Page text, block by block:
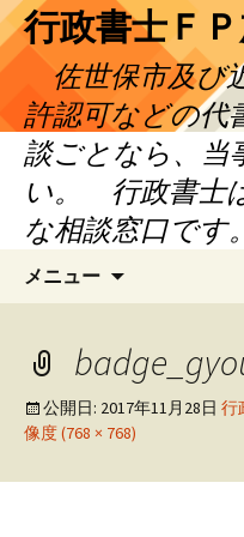
コ
ン
テ
ツ
ッ
行政書士Ｆ
佐世保市及び
許認可などの代
談ごとなら、当
い。 行政書士
な相談窓口です。
メニュー
公開日: 2017年11月28日 行
像度 (768 × 768)